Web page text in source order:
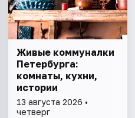
Живые коммуналки
Петербурга:
комнаты, кухни,
истории
13 августа 2026 •
четверг